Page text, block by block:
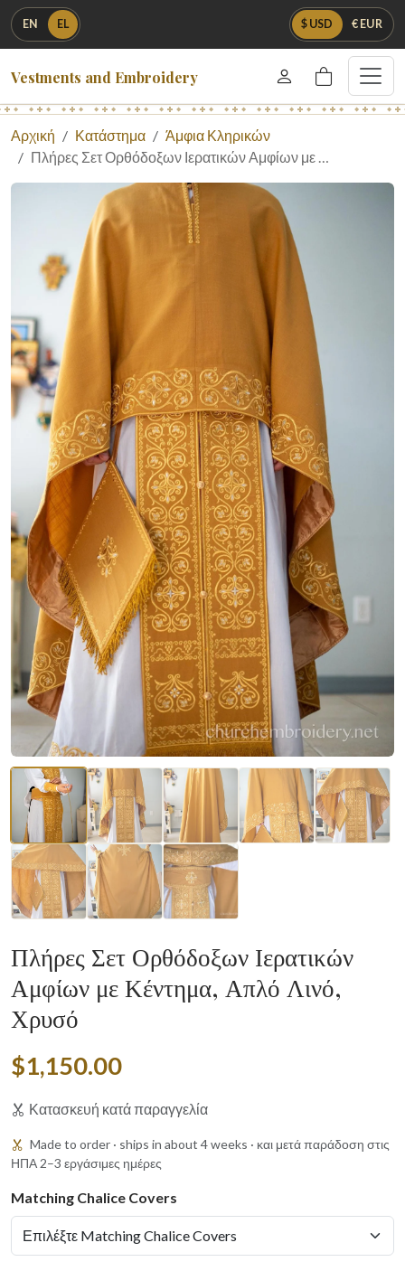
EN EL $ USD € EUR
Vestments and Embroidery
Αρχική Κατάστημα
Άμφια Κληρικών
Πλήρες Σετ Ορθόδοξων Ιερατικών Αμφίων με …
Πλήρες Σετ Ορθόδοξων Ιερατικών
Αμφίων με Κέντημα, Απλό Λινό,
Χρυσό
$1,150.00
Κατασκευή κατά παραγγελία
Made to order · ships in about 4 weeks · και μετά παράδοση στις
ΗΠΑ 2–3 εργάσιμες ημέρες
Matching Chalice Covers